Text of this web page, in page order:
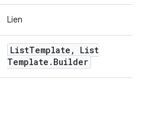
Lien
ListTemplate ,
List
Template . Builder